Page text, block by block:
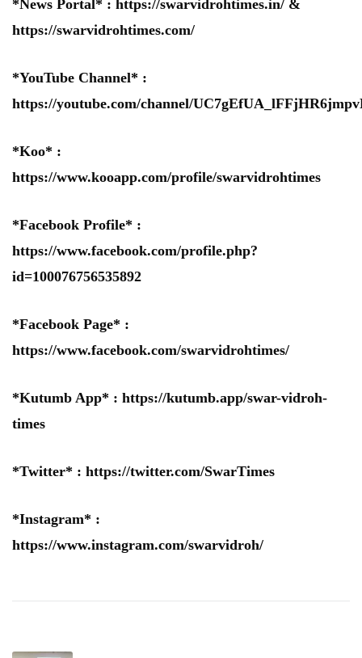
*News Portal* : https://swarvidrohtimes.in/ &
https://swarvidrohtimes.com/
*YouTube Channel* :
https://youtube.com/channel/
*Koo* :
https://www.kooapp.com/profile/swarvidrohtimes
*Facebook Profile* :
https://www.facebook.com/profile.php?
id=100076756535892
*Facebook Page* :
https://www.facebook.com/swarvidrohtimes/
*Kutumb App* : https://kutumb.app/swar-vidroh-
times
*Twitter* : https://twitter.com/SwarTimes
*Instagram* :
https://www.instagram.com/swarvidroh/